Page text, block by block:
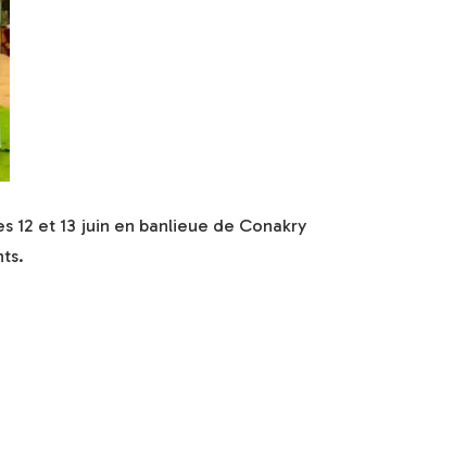
12 et 13 juin en banlieue de Conakry